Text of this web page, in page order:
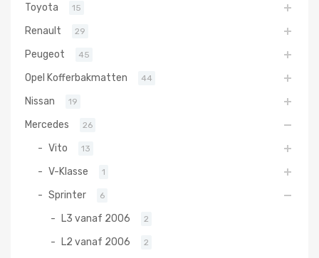
Toyota 15
Renault 29
Peugeot 45
Opel Kofferbakmatten 44
Nissan 19
Mercedes 26
Vito 13
V-Klasse 1
Sprinter 6
L3 vanaf 2006 2
L2 vanaf 2006 2